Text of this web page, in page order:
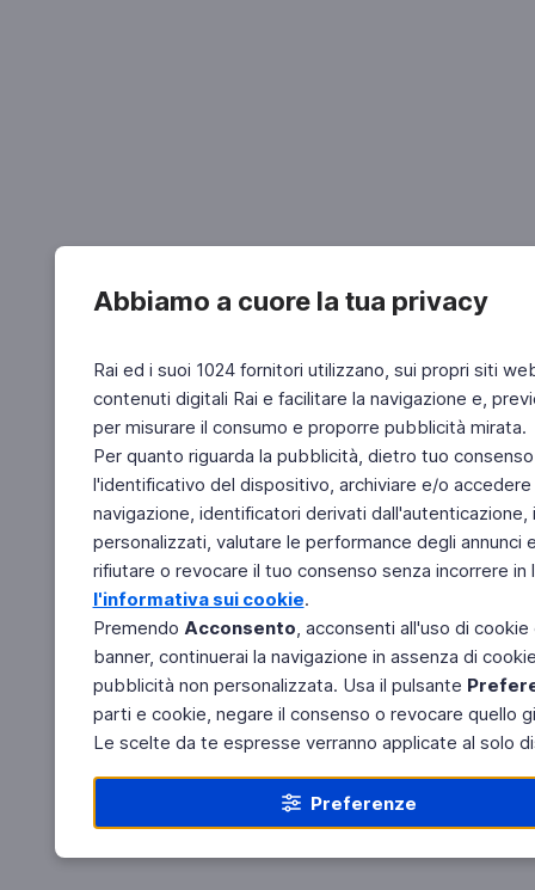
Abbiamo a cuore la tua privacy
Rai ed i suoi 1024 fornitori utilizzano, sui propri siti
contenuti digitali Rai e facilitare la navigazione e,
per misurare il consumo e proporre pubblicità mirata.
Per quanto riguarda la pubblicità, dietro tuo
l'identificativo del dispositivo, archiviare e/o
navigazione, identificatori derivati
personalizzati, valutare le performance degli
rifiutare o revocare il tuo consenso senza incorrere
l'informativa sui cookie.
Premendo Acconsento, acconsenti all'uso di
banner, continuerai la navigazione in assenza di
pubblicità non personalizzata. Usa il pulsante
parti e cookie, negare il consenso o revocare quello
Le scelte da te espresse verranno applicate al solo
Preferenze